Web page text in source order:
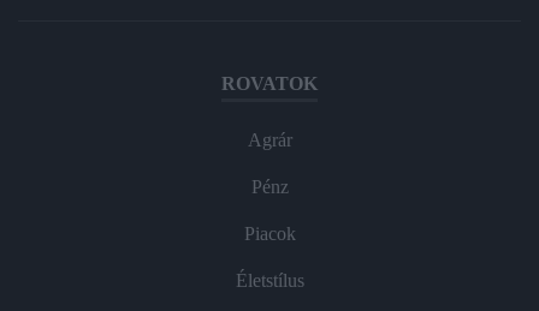
ROVATOK
Agrár
Pénz
Piacok
Életstílus